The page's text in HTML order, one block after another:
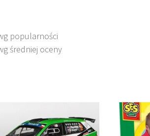
popularności
średniej oceny